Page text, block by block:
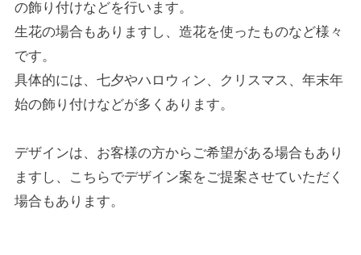
の飾り付けなどを行います。
生花の場合もありますし、造花を使ったものなど様々
です。
具体的には、七夕やハロウィン、クリスマス、年末年
始の飾り付けなどが多くあります。
デザインは、お客様の方からご希望がある場合もあり
ますし、こちらでデザイン案をご提案させていただく
場合もあります。